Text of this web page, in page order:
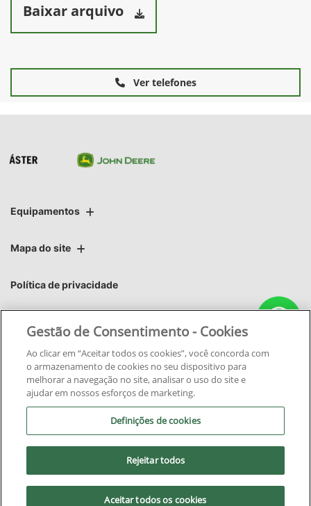
Baixar arquivo
Ver telefones
Equipamentos
Mapa do site
Política de privacidade
Áster | Áster Máquinas e Soluções Integradas Ltda.
CNPJ: 06.220.403/0015-28
No trânsito, enxergar o outro
Gestão de Consentimento - Cookies
Ao clicar em “Aceitar todos os cookies”, você concorda com
o armazenamento de cookies no seu dispositivo para
melhorar a navegação no site, analisar o uso do site e
ajudar em nossos esforços de marketing.
Definições de cookies
Rejeitar todos
Aceitar todos os cookies